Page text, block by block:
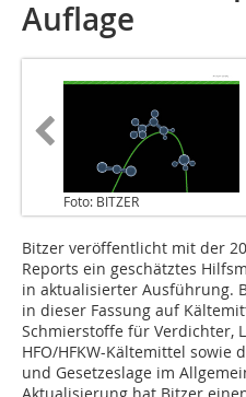
Auflage
Foto: BITZER
Bitzer veröffentlicht mit der
Reports ein geschätztes
in aktualisierter Ausführung.
in dieser Fassung auf
Schmierstoffe für Verdichter,
HFO/HFKW-Kältemittel sowie
und Gesetzeslage im